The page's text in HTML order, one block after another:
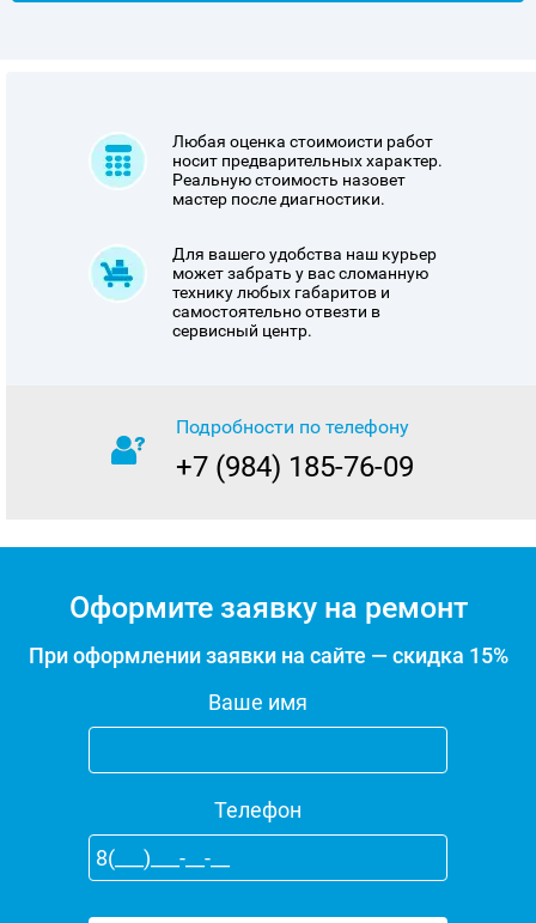
Любая оценка стоимоисти работ
носит предварительных характер.
Реальную стоимость назовет
мастер после диагностики.
Для вашего удобства наш курьер
может забрать у вас сломанную
технику любых габаритов и
самостоятельно отвезти в
сервисный центр.
Подробности по телефону
+7 (984) 185-76-09
Оформите заявку на ремонт
При оформлении заявки на сайте — скидка 15%
Ваше имя
Телефон